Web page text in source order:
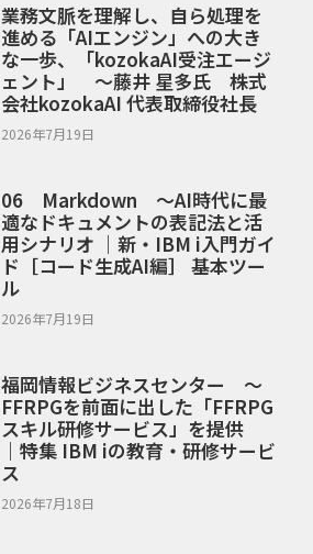
業務文脈を理解し、自ら処理を
進める「AIエンジン」への大き
な一歩、「kozokaAI受注エージ
ェント」 ～藤井 星多氏 株式
会社kozokaAI 代表取締役社長
2026年7月19日
06 Markdown ～AI時代に最
適なドキュメントの表記法と活
用シナリオ ｜新・IBM i入門ガイ
ド［コード生成AI編］ 基本ツー
ル
2026年7月19日
福岡情報ビジネスセンター ～
FFRPGを前面に出した「FFRPG
スキル研修サービス」を提供
｜特集 IBM iの教育・研修サービ
ス
2026年7月18日